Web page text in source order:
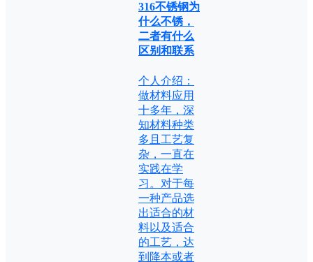
316不锈钢为
什么不锈，
二者有什么
区别和联系
个人介绍：
做材料应用
十多年，深
知材料种类
多且工艺复
杂，一直在
实践在学
习。对于每
一种产品选
出适合的材
料以及适合
的工艺，达
到降本或者